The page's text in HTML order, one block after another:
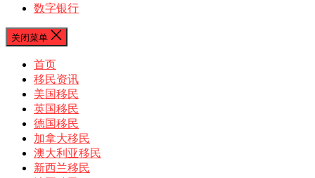
数字银行
关闭菜单
首页
移民资讯
美国移民
英国移民
德国移民
加拿大移民
澳大利亚移民
新西兰移民